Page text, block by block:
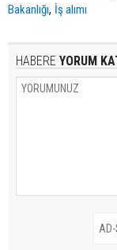
Bakanlığı, İş alımı
HABERE YORUM